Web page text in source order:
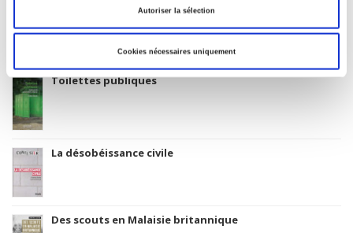
Autoriser la sélection
Cookies nécessaires uniquement
Atlas du numérique
Toilettes publiques
La désobéissance civile
Des scouts en Malaisie britannique